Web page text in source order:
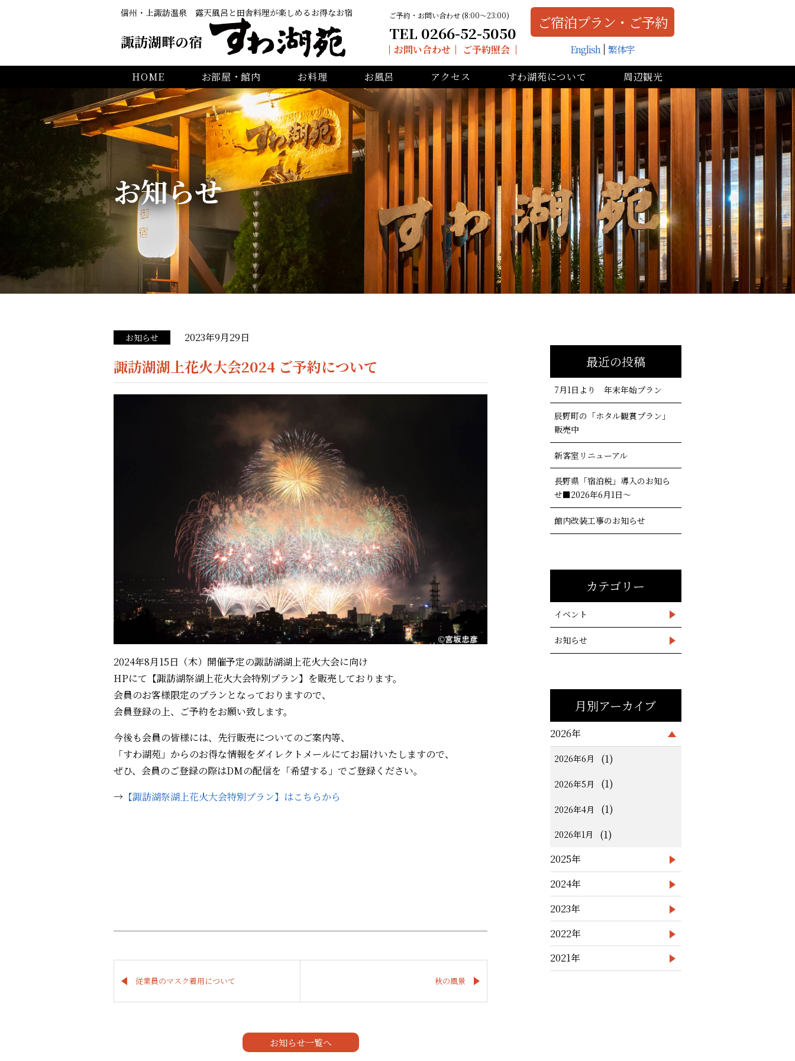
信州・上諏訪温泉 露天風呂と田舎料理が楽しめるお得なお宿
諏訪湖畔の宿
ご予約・お問い合わせ (8:00〜23:00)
TEL 0266-52-5050
お問い合わせ ご予約照会
ご宿泊プラン・ご予約
English 繁体字
HOME
お部屋・館内 お料理 お風呂 アクセス すわ湖苑について 周辺観光
お知らせ
お知らせ 2023年9月29日
諏訪湖湖上花火大会2024 ご予約について
2024年8月15日（木）開催予定の諏訪湖湖上花火大会に向け
HPにて【諏訪湖祭湖上花火大会特別プラン】を販売しております。
会員のお客様限定のプランとなっておりますので、
会員登録の上、ご予約をお願い致します。
今後も会員の皆様には、先行販売についてのご案内等、
「すわ湖苑」からのお得な情報をダイレクトメールにてお届けいたしますので、
ぜひ、会員のご登録の際はDMの配信を「希望する」でご登録ください。
→ 【諏訪湖祭湖上花火大会特別プラン】はこちらから
従業員のマスク着用について 秋の風景
お知らせ一覧へ
最近の投稿
7月1日より 年末年始プラン
辰野町の「ホタル観賞プラン」
販売中
新客室リニューアル
長野県「宿泊税」導入のお知ら
せ■2026年6月1日～
館内改装工事のお知らせ
カテゴリー
イベント
お知らせ
月別アーカイブ
2026年
2026年6月 (1)
2026年5月 (1)
2026年4月 (1)
2026年1月
(1)
2025年
2024年
2023年
2022年
2021年